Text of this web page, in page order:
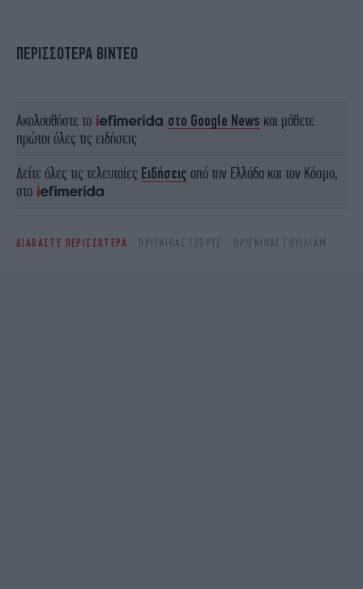
ΠΕΡΙΣΣΟΤΕΡΑ ΒΙΝΤΕΟ
Ακολουθήστε το στο Google News και μάθετε
πρώτοι όλες τις ειδήσεις
Δείτε όλες τις τελευταίες Ειδήσεις από την Ελλάδα και τον Κόσμο,
στο
ΔΙΑΒΑΣΤΕ ΠΕΡΙΣΣΟΤΕΡΑ ΠΡΊΓΚΙΠΑΣ ΤΖΟΡΤΖ ΠΡΊΓΚΙΠΑΣ ΓΟΥΊΛΙΑΜ